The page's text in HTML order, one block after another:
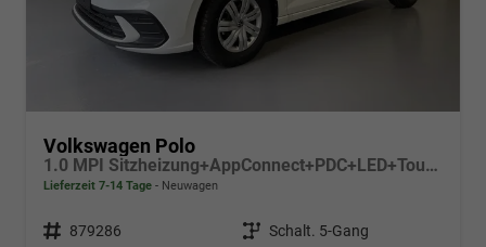
Volkswagen Polo
1.0 MPI Sitzheizung+AppConnect+PDC+LED+Touch+Lichtsensor+MultiLenkrad
Lieferzeit 7-14 Tage Neuwagen
Fahrzeugnr. 879286 Getriebe Schalt. 5-Gang